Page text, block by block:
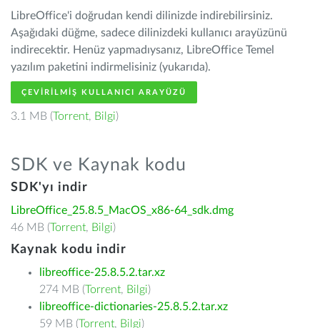
LibreOffice'i doğrudan kendi dilinizde indirebilirsiniz.
Aşağıdaki düğme, sadece dilinizdeki kullanıcı arayüzünü
indirecektir. Henüz yapmadıysanız, LibreOffice Temel
yazılım paketini indirmelisiniz (yukarıda).
ÇEVIRILMIŞ KULLANICI ARAYÜZÜ
3.1 MB (Torrent, Bilgi)
SDK ve Kaynak kodu
SDK'yı indir
LibreOffice_25.8.5_MacOS_x86-64_sdk.dmg
46 MB (Torrent, Bilgi)
Kaynak kodu indir
libreoffice-25.8.5.2.tar.xz
274 MB (Torrent, Bilgi)
libreoffice-dictionaries-25.8.5.2.tar.xz
59 MB (Torrent, Bilgi)